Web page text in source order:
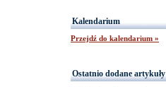
Kalendarium
Przejdź do kalendarium »
Ostatnio dodane artykuły